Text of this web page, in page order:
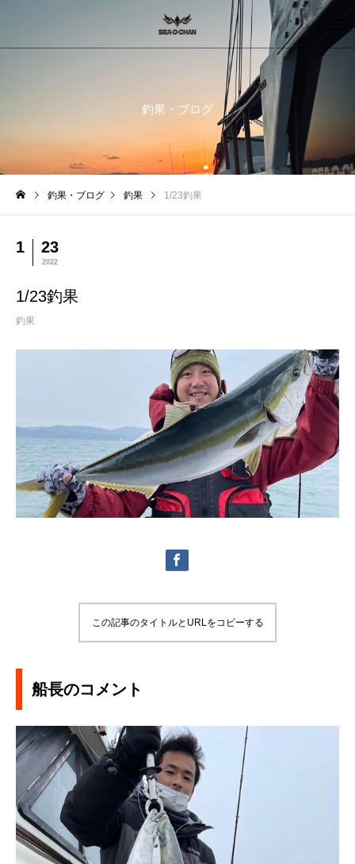
釣果・ブログ
釣果・ブログ 釣果 1/23釣果
1 23
2022
1/23釣果
釣果
この記事のタイトルとURLをコピーする
船長のコメント